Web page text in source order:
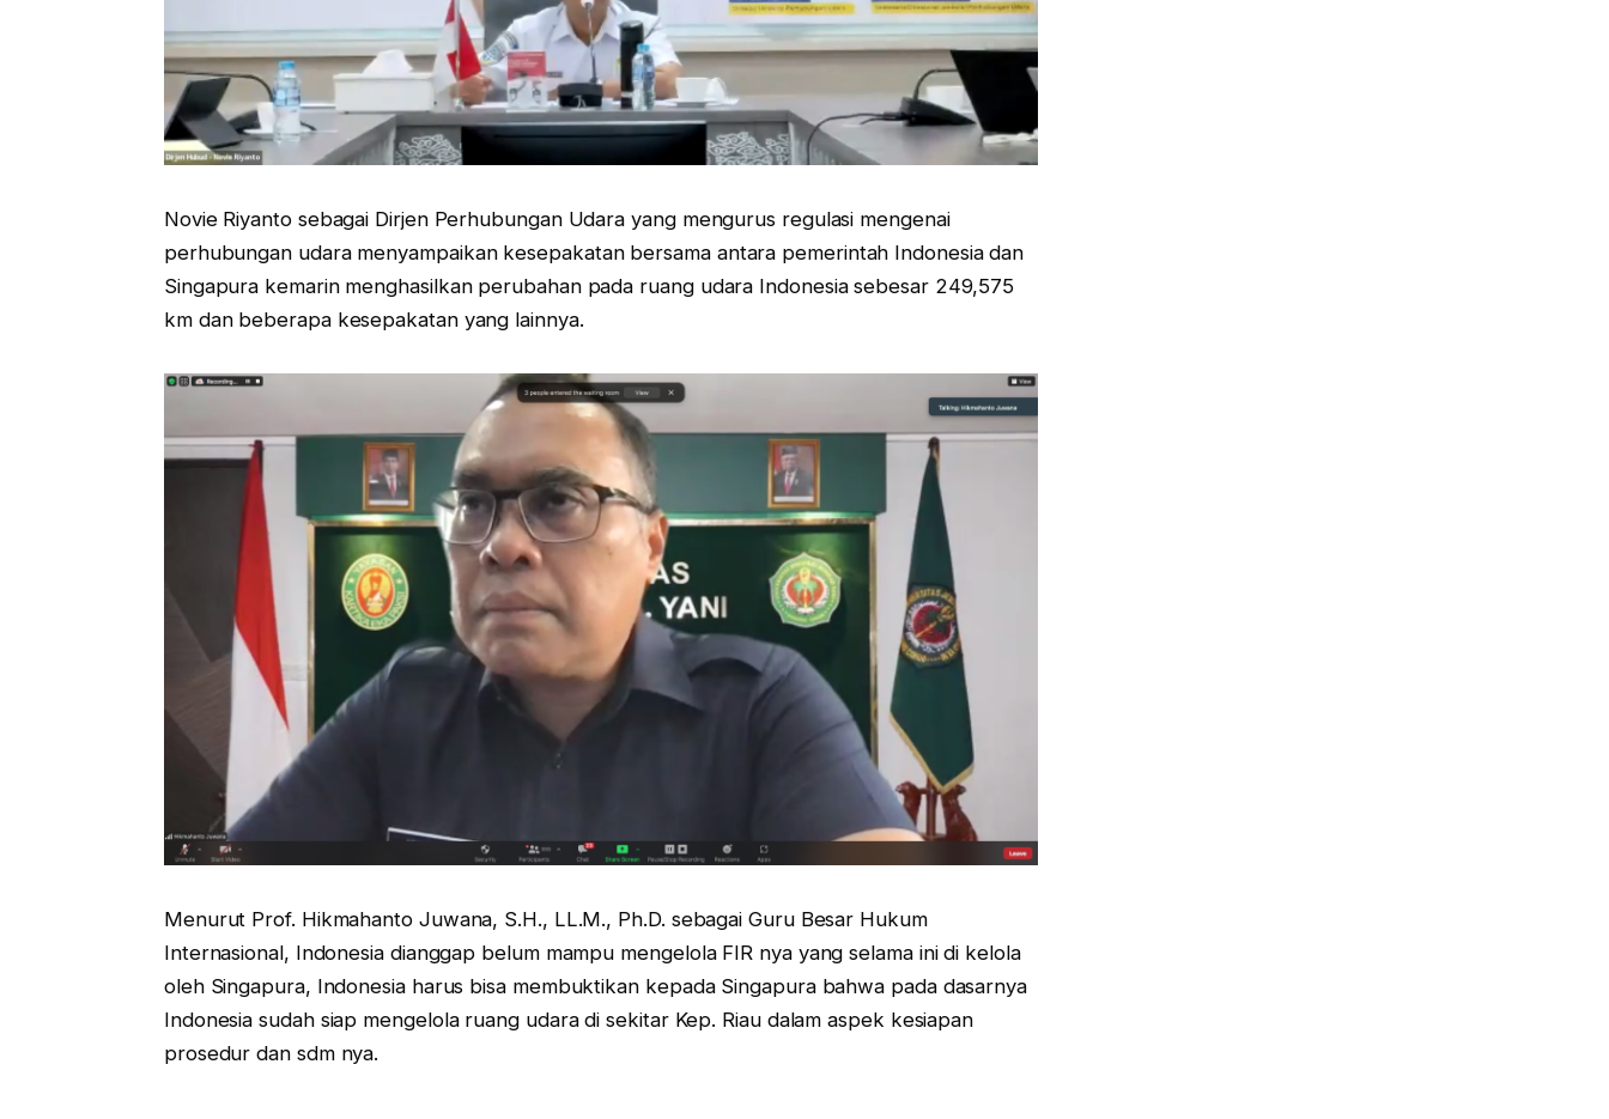
Novie Riyanto sebagai Dirjen Perhubungan Udara yang mengurus regulasi mengenai
perhubungan udara menyampaikan kesepakatan bersama antara pemerintah Indonesia dan
Singapura kemarin menghasilkan perubahan pada ruang udara Indonesia sebesar 249,575
km dan beberapa kesepakatan yang lainnya.
Menurut Prof. Hikmahanto Juwana, S.H., LL.M., Ph.D. sebagai Guru Besar Hukum
Internasional, Indonesia dianggap belum mampu mengelola FIR nya yang selama ini di kelola
oleh Singapura, Indonesia harus bisa membuktikan kepada Singapura bahwa pada dasarnya
Indonesia sudah siap mengelola ruang udara di sekitar Kep. Riau dalam aspek kesiapan
prosedur dan sdm nya.